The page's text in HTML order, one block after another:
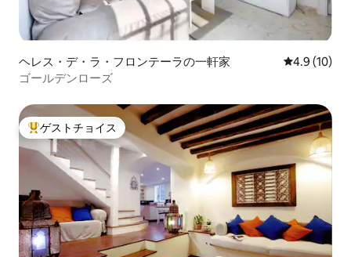
ヘレス・デ・ラ・フロンテーラの一軒家 レビュー10
4.9 (10)
ゴールデンローズ
大好評のゲストチョイスです。
ゲストチョイス